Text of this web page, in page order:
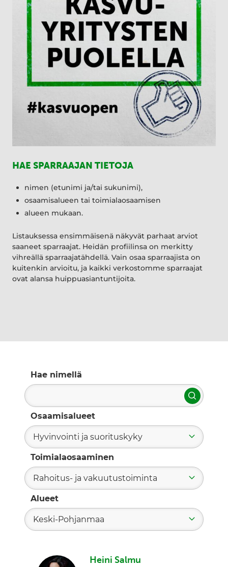
HAE SPARRAAJAN TIETOJA
nimen (etunimi ja/tai sukunimi),
osaamisalueen tai toimialaosaamisen
alueen mukaan.
Listauksessa ensimmäisenä näkyvät parhaat arviot
saaneet sparraajat. Heidän profiilinsa on merkitty
vihreällä sparraajatähdellä. Vain osaa sparraajista on
kuitenkin arvioitu, ja kaikki verkostomme sparraajat
ovat alansa huippuasiantuntijoita.
Hae nimellä
Hae
Osaamisalueet
Hyvinvointi ja suorituskyky
Toimialaosaaminen
Rahoitus- ja vakuutustoiminta
Alueet
Keski-Pohjanmaa
Heini Salmu